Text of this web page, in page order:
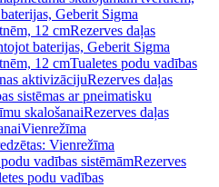
Geberit Sigma
12 cmRezerves daļas
baterijas, Geberit Sigma
12 cmTualetes podu vadības
aktivizācijuRezerves daļas
sistēmas ar pneimatisku
skalošanaiRezerves daļas
Vienrežīma
Vienrežīma
vadības sistēmāmRezerves
podu vadības